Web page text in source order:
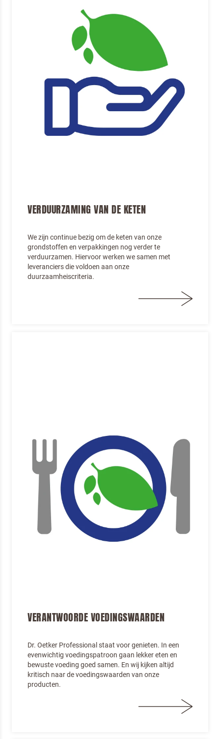
VERDUURZAMING VAN DE KETEN
We zijn continue bezig om de keten van onze
grondstoffen en verpakkingen nog verder te
verduurzamen. Hiervoor werken we samen met
leveranciers die voldoen aan onze
duurzaamheiscriteria.
VERANTWOORDE VOEDINGSWAARDEN
Dr. Oetker Professional staat voor genieten. In een
evenwichtig voedingspatroon gaan lekker eten en
bewuste voeding goed samen. En wij kijken altijd
kritisch naar de voedingswaarden van onze
producten.